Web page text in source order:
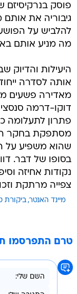
פוסק בנרקיסיזם
גיבוריה את
להלביש על
מה מניע אותם
היעילות והדיוק
אותה לסדרה
מאדירה פשעים
דוקו-דרמה
פתרון לתעלומה
מסתפקת בחקר
שהוא משפיע על
בסופו של דבר.
נקודות אחיזה
צפייה מרתקת
מיינד האנטר ביקורת
טרם התפרסמו